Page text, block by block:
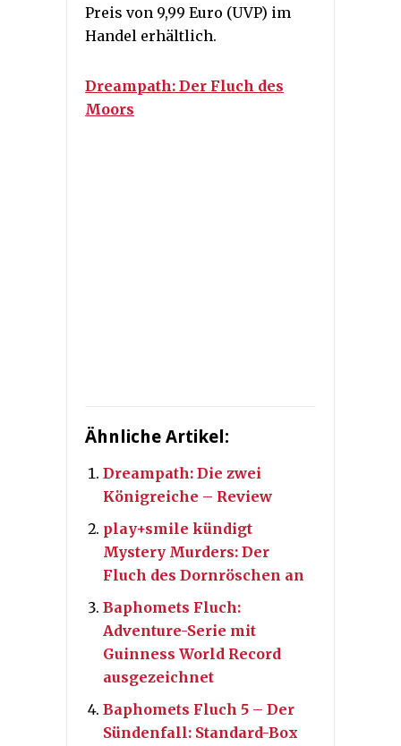
Preis von 9,99 Euro (UVP) im
Handel erhältlich.
Dreampath: Der Fluch des
Moors
Ähnliche Artikel:
Dreampath: Die zwei
Königreiche – Review
play+smile kündigt
Mystery Murders: Der
Fluch des Dornröschen an
Baphomets Fluch:
Adventure-Serie mit
Guinness World Record
ausgezeichnet
Baphomets Fluch 5 – Der
Sündenfall: Standard-Box